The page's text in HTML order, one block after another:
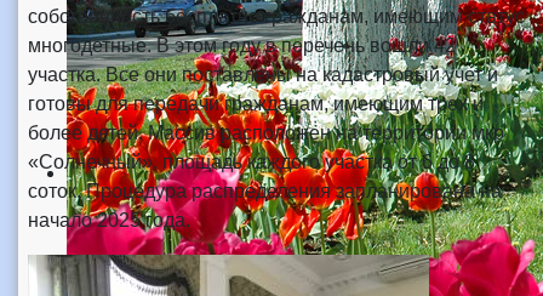
собственность бесплатно гражданам, имеющим статус
многодетные. В этом году в перечень вошли 42
участка. Все они поставлены на кадастровый учет и
готовы для передачи гражданам, имеющим трех и
более детей. Массив расположен на территории мкр
«Солнечный», площадь каждого участка от 6 до 8
соток. Процедура распределения запланирована на
начало 2025 года.